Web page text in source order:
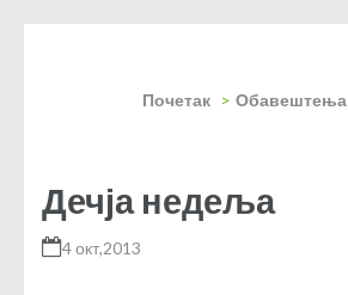
Почетак > Обавештења
Дечја недеља
4 окт,2013